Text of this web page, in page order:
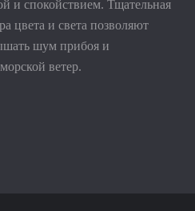
и спокойствием. Тщательная
цвета и света позволяют
шум прибоя и
ветер.